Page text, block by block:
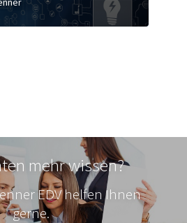
mehr wissen?
EDV helfen Ihnen
gerne.